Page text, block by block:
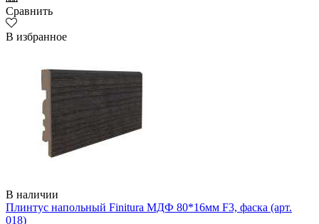
Сравнить
В избранное
В наличии
Плинтус напольный Finitura МДФ 80*16мм F3, фаска (арт.
018)